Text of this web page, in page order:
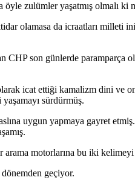
öyle zulümler yaşatmış olmalı
olamasa da icraatları
son günlerde paramparça
icat ettiği kamalizm dini ve
sürdürmüş.
uygun yapmaya gayret
motorlarına bu iki
geçiyor.